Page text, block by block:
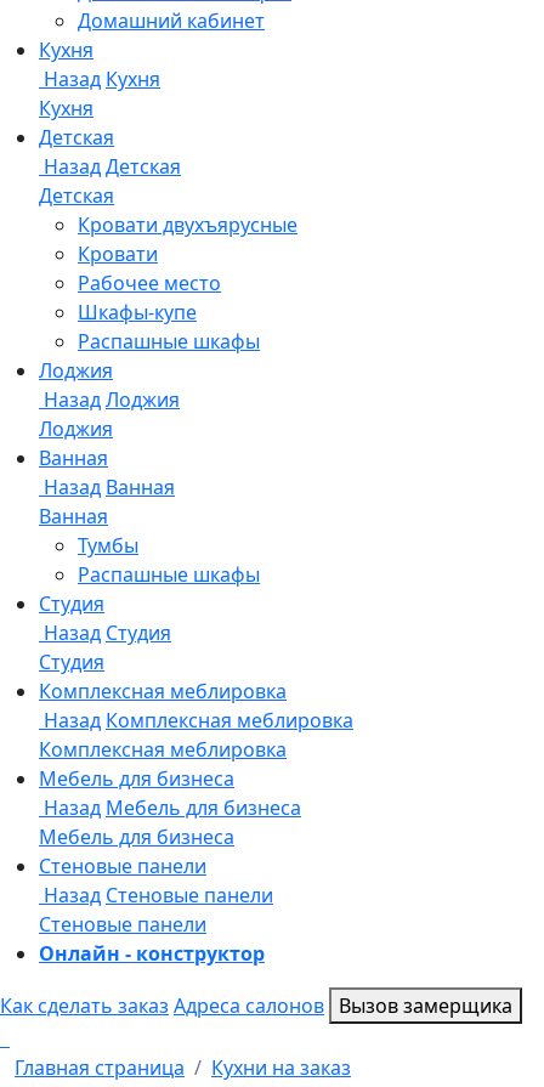
Онлайн - конструктор
Как сделать заказ Адреса салонов Вызов замерщика
Главная страница
Кухни на заказ